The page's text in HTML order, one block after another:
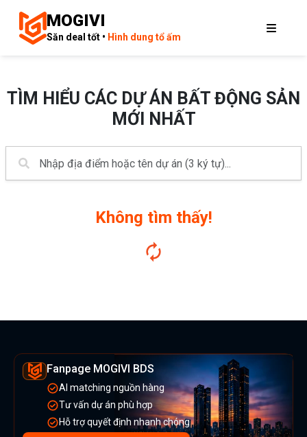
MOGIVI
Săn deal tốt • Hình dung tổ ấm
TÌM HIỂU CÁC DỰ ÁN BẤT ĐỘNG SẢN
MỚI NHẤT
Không tìm thấy!
Fanpage MOGIVI BDS
AI matching nguồn hàng
Tư vấn dự án phù hợp
Hỗ trợ quyết định nhanh chóng